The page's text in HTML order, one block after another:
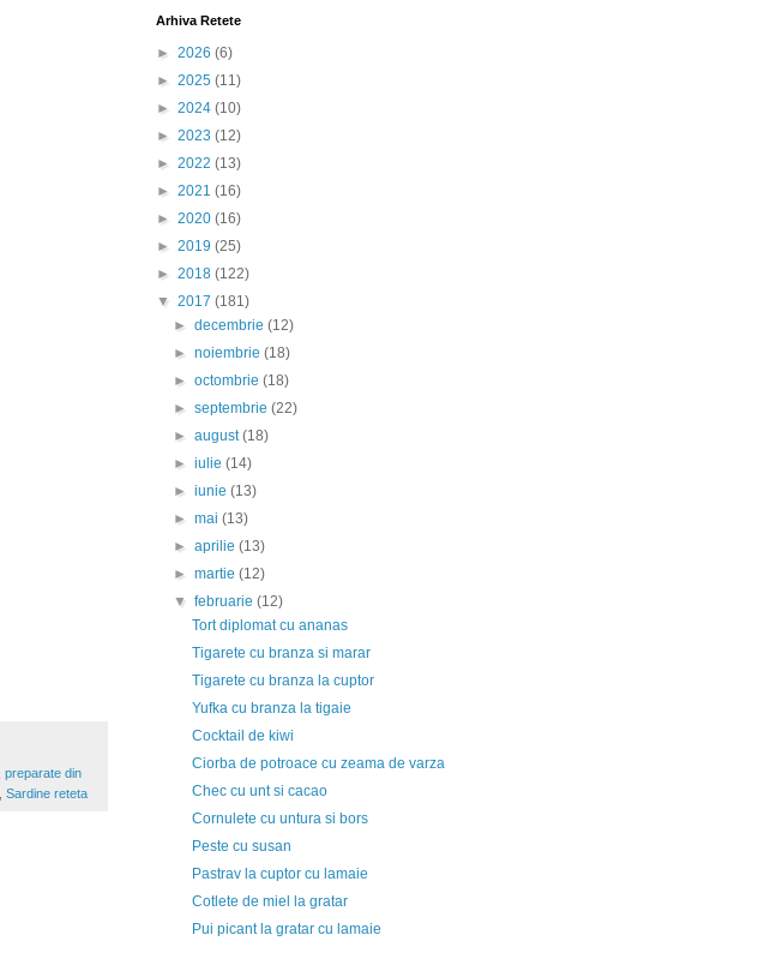
preparate din
Sardine reteta
Arhiva Retete
► 2026 (6)
► 2025 (11)
► 2024 (10)
► 2023 (12)
► 2022 (13)
► 2021 (16)
► 2020 (16)
► 2019 (25)
► 2018 (122)
▼ 2017 (181)
►decembrie(12)
►noiembrie(18)
►octombrie(18)
►septembrie(22)
►august(18)
►iulie(14)
►iunie(13)
►mai(13)
►aprilie(13)
►martie(12)
▼februarie(12)
Tort diplomat cu ananas
Tigarete cu branza si marar
Tigarete cu branza la cuptor
Yufka cu branza la tigaie
Cocktail de kiwi
Ciorba de potroace cu zeama de varza
Chec cu unt si cacao
Cornulete cu untura si bors
Peste cu susan
Pastrav la cuptor cu lamaie
Cotlete de miel la gratar
Pui picant la gratar cu lamaie